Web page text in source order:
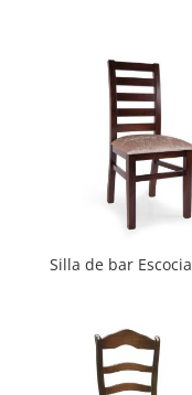
Silla de bar Escocia